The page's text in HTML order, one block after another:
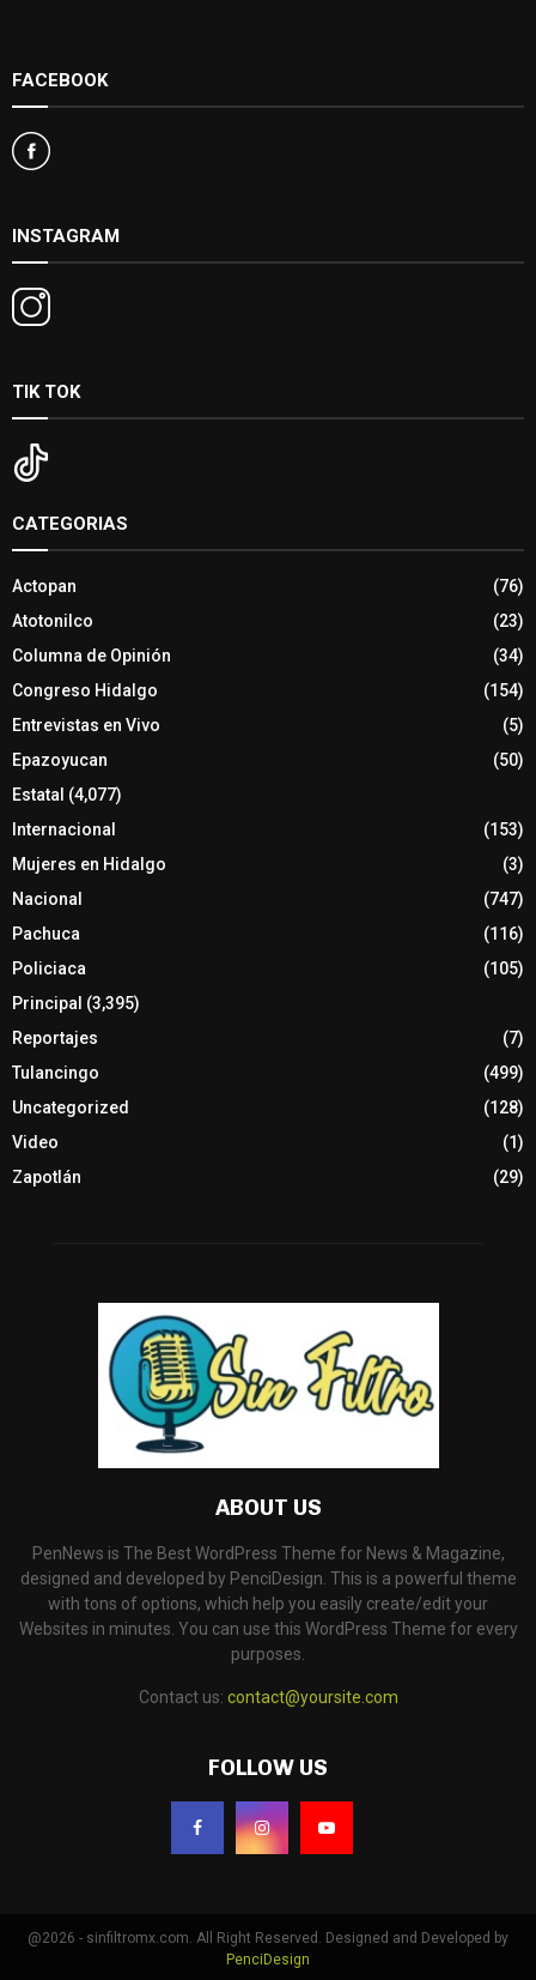
FACEBOOK
INSTAGRAM
TIK TOK
CATEGORIAS
Actopan
(76)
Atotonilco
(23)
Columna de Opinión
(34)
Congreso Hidalgo
(154)
Entrevistas en Vivo
(5)
Epazoyucan
(50)
Estatal (4,077)
Internacional
(153)
Mujeres en Hidalgo
(3)
Nacional
(747)
Pachuca
(116)
Policiaca
(105)
Principal (3,395)
Reportajes
(7)
Tulancingo
(499)
Uncategorized
(128)
Video
(1)
Zapotlán
(29)
ABOUT US
PenNews is The Best WordPress Theme for News & Magazine,
designed and developed by PenciDesign. This is a powerful theme
with tons of options, which help you easily create/edit your
Websites in minutes. You can use this WordPress Theme for every
purposes.
Contact us: contact@yoursite.com
FOLLOW US
@2026 - sinfiltromx.com. All Right Reserved. Designed and Developed by
PenciDesign